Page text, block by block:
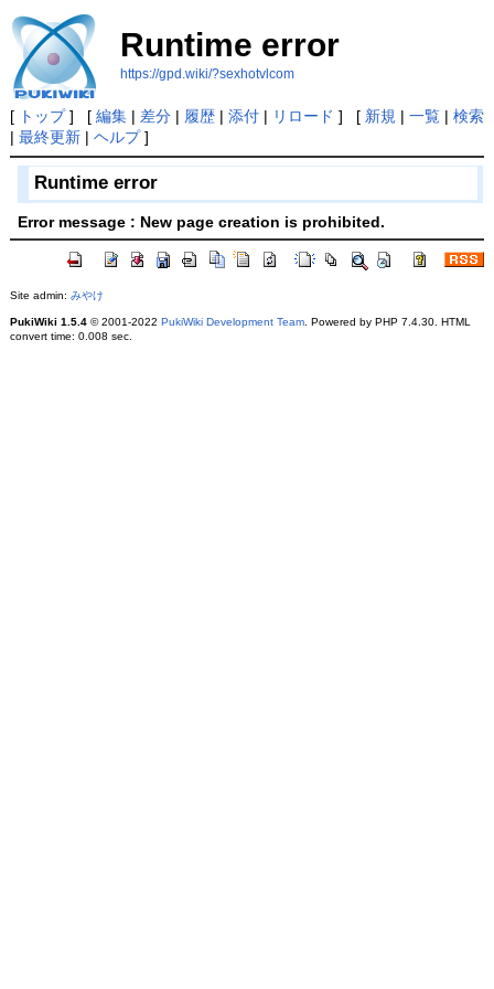
Runtime error
https://gpd.wiki/?sexhotvlcom
[ トップ] [ 編集| 差分| 履歴| 添付| リロード ] [ 新規 | 一覧| 検索
| 最終更新| ヘルプ]
Runtime error
Error message : New page creation is prohibited.
Site admin: みやけ
PukiWiki 1.5.4© 2001-2022 PukiWiki Development Team. Powered by PHP 7.4.30. HTML
convert time: 0.008 sec.